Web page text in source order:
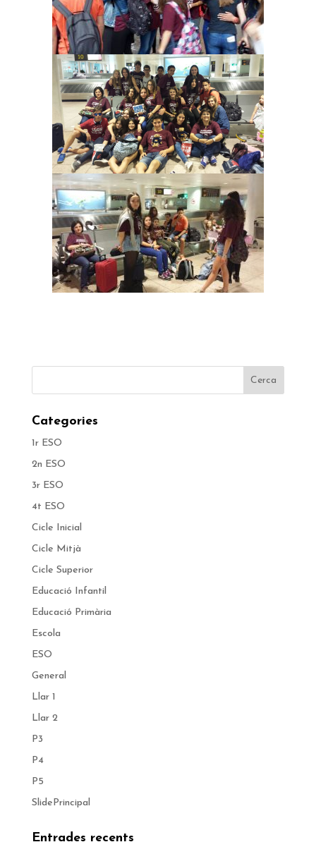
Categories
1r ESO
2n ESO
3r ESO
4t ESO
Cicle Inicial
Cicle Mitjà
Cicle Superior
Educació Infantil
Educació Primària
Escola
ESO
General
Llar 1
Llar 2
P3
P4
P5
SlidePrincipal
Entrades recents